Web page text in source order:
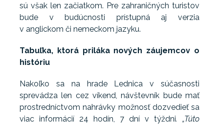
sú však len začiatkom. Pre zahraničných turistov
bude v budúcnosti prístupná aj verzia
v anglickom či nemeckom jazyku.
Tabuľka, ktorá priláka nových záujemcov o
históriu
Nakoľko sa na hrade Lednica v súčasnosti
sprevádza len cez víkend, návštevník bude mať
prostredníctvom nahrávky možnosť dozvedieť sa
viac informácií 24 hodín, 7 dní v týždni. „Túto